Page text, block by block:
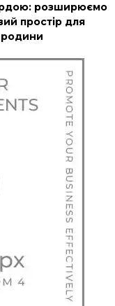
розширюємо
простір для